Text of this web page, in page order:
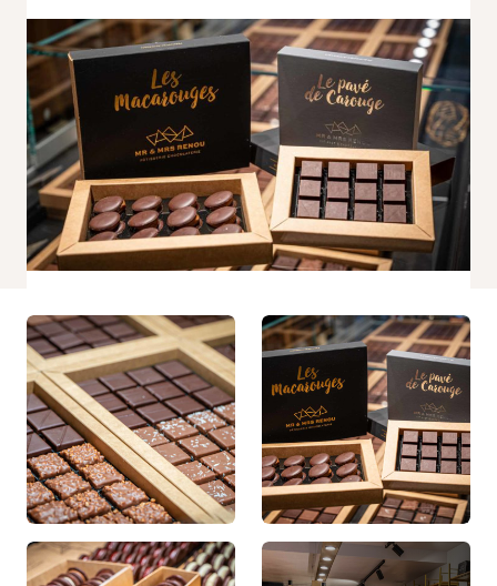
nécessaires au
fonctionnement
du site Web.
Statistiques
Afin que
nous
puissions
améliorer la
fonctionnalité
et la
fonction de la
façon dont le
site Web est
utilisé.
Experience
Afin que notre
site Web
aussi bien
que possible